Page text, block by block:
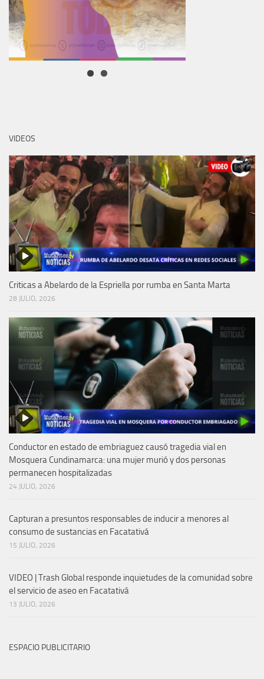
VIDEOS
Criticas a Abelardo de la Espriella por rumba en Santa Marta
28 JULIO, 2026
Conductor en estado de embriaguez causó tragedia vial en
Mosquera Cundinamarca: una mujer murió y dos personas
permanecen hospitalizadas
24 JULIO, 2026
Capturan a presuntos responsables de inducir a menores al
consumo de sustancias en Facatativá
15 JULIO, 2026
VIDEO | Trash Global responde inquietudes de la comunidad sobre
el servicio de aseo en Facatativá
13 JULIO, 2026
ESPACIO PUBLICITARIO